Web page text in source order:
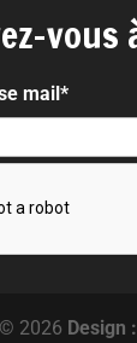
vous
mail*
2026 Design